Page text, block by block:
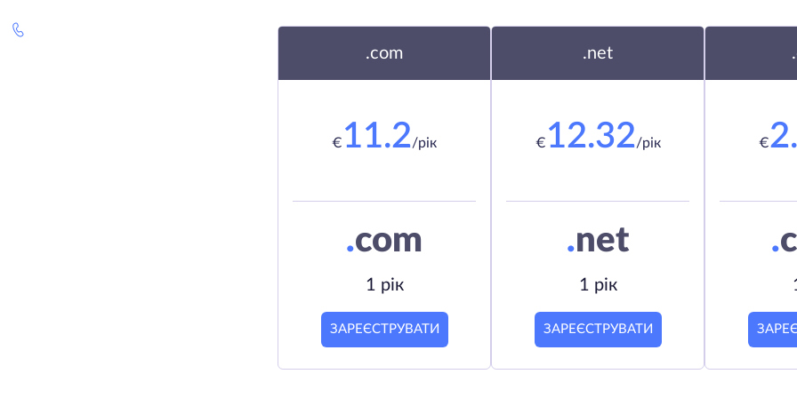
.com
€ 11.2/рік
.com
1 рік
ЗАРЕЄСТРУВАТИ
.net
€ 12.32/рік
.net
1 рік
ЗАРЕЄСТРУВАТИ
€
.